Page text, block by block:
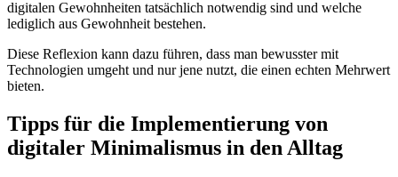
digitalen Gewohnheiten tatsächlich notwendig sind und welche
lediglich aus Gewohnheit bestehen.
Diese Reflexion kann dazu führen, dass man bewusster mit
Technologien umgeht und nur jene nutzt, die einen echten Mehrwert
bieten.
Tipps für die Implementierung von
digitaler Minimalismus in den Alltag